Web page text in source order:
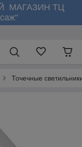
МАГАЗИН ТЦ
Точечные